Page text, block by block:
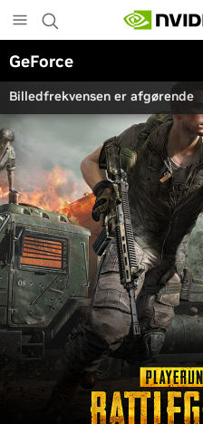
to
main
content
GeForce
Billedfrekvensen er afgørende